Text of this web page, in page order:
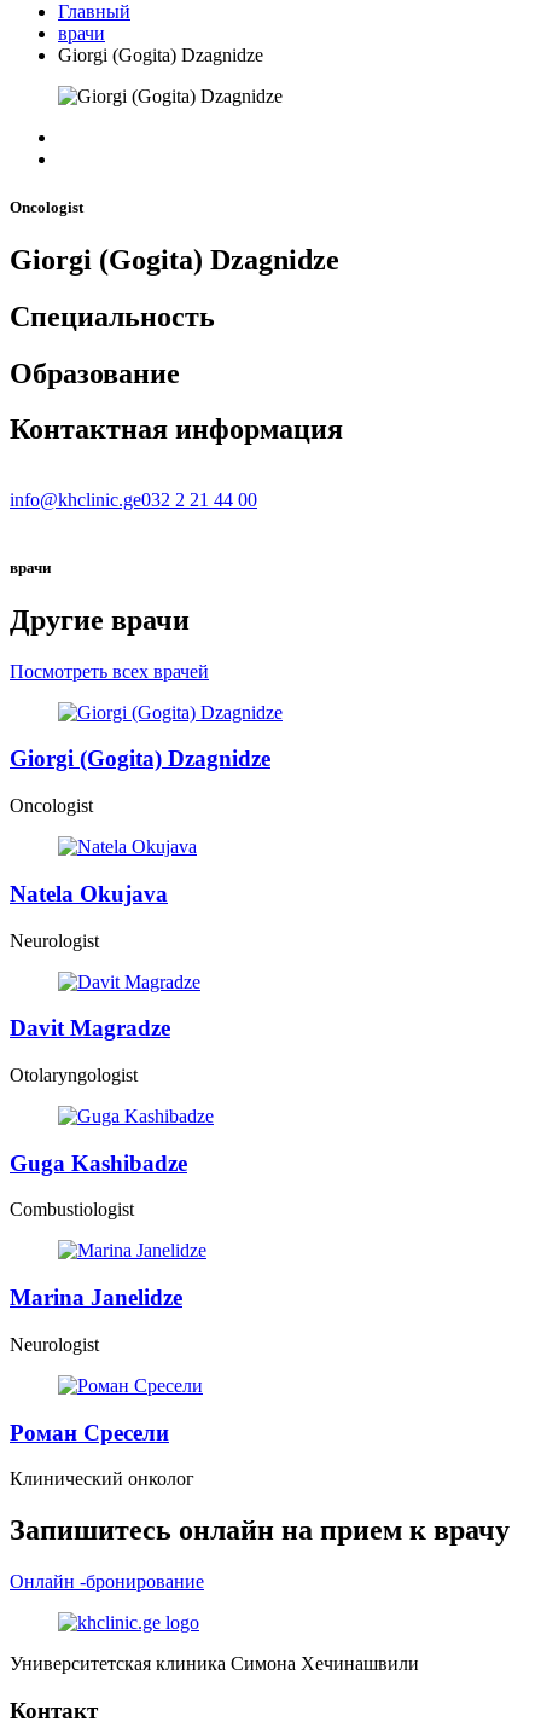
Главный
врачи
Giorgi (Gogita) Dzagnidze
Oncologist
Giorgi (Gogita) Dzagnidze
Специальность
Образование
Контактная информация
info@khclinic.ge032 2 21 44 00
врачи
Другие врачи
Посмотреть всех врачей
Giorgi (Gogita) Dzagnidze
Oncologist
Natela Okujava
Neurologist
Davit Magradze
Otolaryngologist
Guga Kashibadze
Combustiologist
Marina Janelidze
Neurologist
Роман Сресели
Клинический онколог
Запишитесь онлайн на прием к врачу
Онлайн -бронирование
Университетская клиника Симона Хечинашвили
Контакт